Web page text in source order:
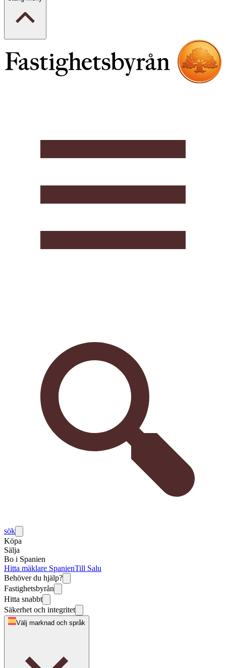
sök
Köpa
Sälja
Bo i Spanien
Hitta mäklare SpanienTill Salu
Behöver du hjälp?
Fastighetsbyrån
Hitta snabbt
Säkerhet och integritet
Välj marknad och språk